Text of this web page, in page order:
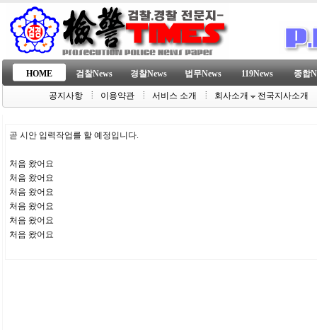
HOME 검찰News 경찰News 법무News 119News 종합
공지사항 이용약관 서비스 소개 회사소개 전국지사소개
곧 시안 입력작업를 할 예정입니다.
처음 왔어요
처음 왔어요
처음 왔어요
처음 왔어요
처음 왔어요
처음 왔어요